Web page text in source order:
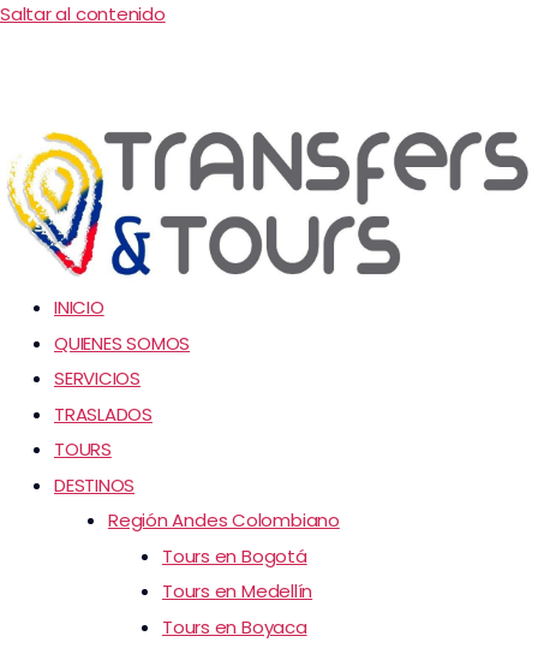
Saltar al contenido
INICIO
QUIENES SOMOS
SERVICIOS
TRASLADOS
TOURS
DESTINOS
Región Andes Colombiano
Tours en Bogotá
Tours en Medellín
Tours en Boyaca